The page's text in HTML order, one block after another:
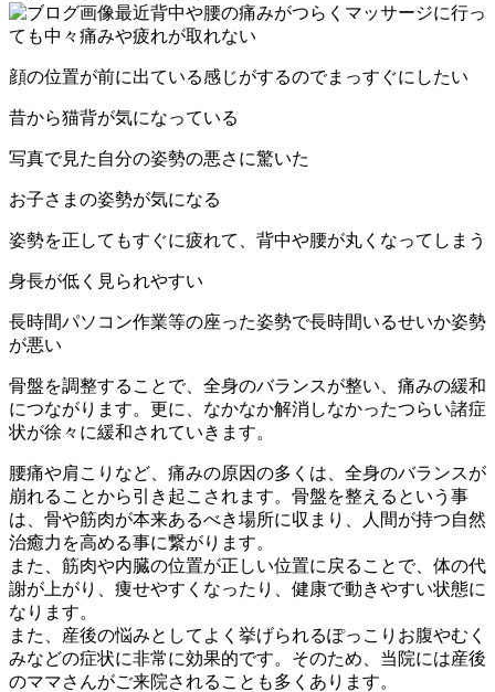
最近背中や腰の痛みがつらくマッサージに行っ
ても中々痛みや疲れが取れない
顔の位置が前に出ている感じがするのでまっすぐにしたい
昔から猫背が気になっている
写真で見た自分の姿勢の悪さに驚いた
お子さまの姿勢が気になる
姿勢を正してもすぐに疲れて、背中や腰が丸くなってしまう
身長が低く見られやすい
長時間パソコン作業等の座った姿勢で長時間いるせいか姿勢
が悪い
骨盤を調整することで、全身のバランスが整い、痛みの緩和
につながります。更に、なかなか解消しなかったつらい諸症
状が徐々に緩和されていきます。
腰痛や肩こりなど、痛みの原因の多くは、全身のバランスが
崩れることから引き起こされます。骨盤を整えるという事
は、骨や筋肉が本来あるべき場所に収まり、人間が持つ自然
治癒力を高める事に繋がります。
また、筋肉や内臓の位置が正しい位置に戻ることで、体の代
謝が上がり、痩せやすくなったり、健康で動きやすい状態に
なります。
また、産後の悩みとしてよく挙げられるぽっこりお腹やむく
みなどの症状に非常に効果的です。そのため、当院には産後
のママさんがご来院されることも多くあります。